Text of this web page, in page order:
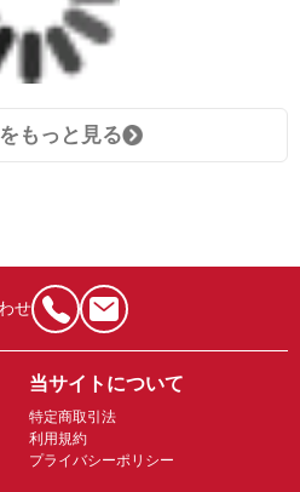
もっと見る
せ
当サイトについて
特定商取引法
利用規約
プライバシーポリシー